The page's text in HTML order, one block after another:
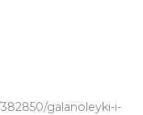
galanoleyki-i-